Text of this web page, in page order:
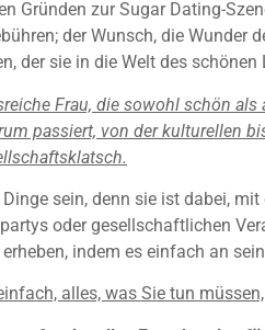
Gründen zur Sugar Dating-
der Wunsch, die Wunder
der sie in die Welt des
Frau, die sowohl schön
passiert, von der kulturellen
sein, denn sie ist dabei,
oder gesellschaftlichen
indem es einfach an
alles, was Sie tun